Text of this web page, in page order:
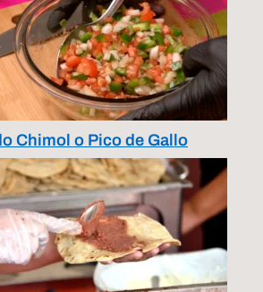
Chimol o Pico de Gallo